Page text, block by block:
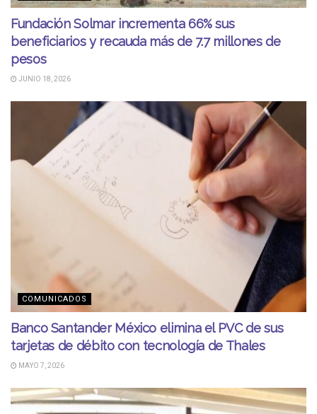
Fundación Solmar incrementa 66% sus
beneficiarios y recauda más de 7.7 millones de
pesos
JUNIO 18, 2026
COMUNICADOS
Banco Santander México elimina el PVC de sus
tarjetas de débito con tecnología de Thales
MAYO 7, 2026